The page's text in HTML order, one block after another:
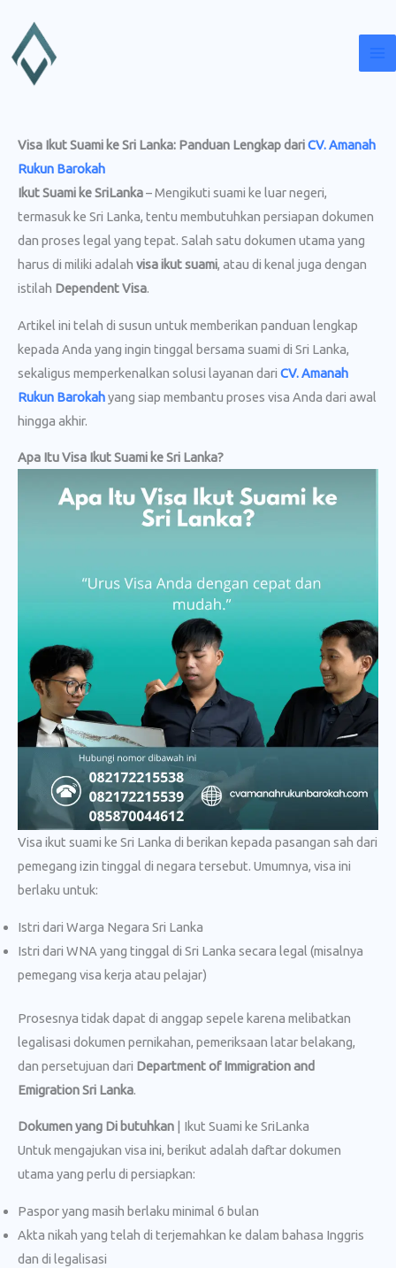
konten
Visa Ikut Suami ke Sri Lanka: Panduan Lengkap dariCV. Amanah
Rukun Barokah
Ikut Suami ke SriLanka– Mengikuti suami ke luar negeri,
termasuk ke Sri Lanka, tentu membutuhkan persiapan dokumen
dan proses legal yang tepat. Salah satu dokumen utama yang
harus di miliki adalah visa ikut suami, atau di kenal juga dengan
istilah Dependent Visa.
Artikel ini telah di susun untuk memberikan panduan lengkap
kepada Anda yang ingin tinggal bersama suami di Sri Lanka,
sekaligus memperkenalkan solusi layanan dari CV. Amanah
Rukun Barokahyang siap membantu proses visa Anda dari awal
hingga akhir.
Apa Itu Visa Ikut Suami ke Sri Lanka?
Visa ikut suami ke Sri Lanka di berikan kepada pasangan sah dari
pemegang izin tinggal di negara tersebut. Umumnya, visa ini
berlaku untuk:
Istri dari Warga Negara Sri Lanka
Istri dari WNA yang tinggal di Sri Lanka secara legal (misalnya
pemegang visa kerja atau pelajar)
Prosesnya tidak dapat di anggap sepele karena melibatkan
legalisasi dokumen pernikahan, pemeriksaan latar belakang,
dan persetujuan dari Department of Immigration and
Emigration Sri Lanka.
Dokumen yang Di butuhkan | Ikut Suami ke SriLanka
Untuk mengajukan visa ini, berikut adalah daftar dokumen
utama yang perlu di persiapkan:
Paspor yang masih berlaku minimal 6 bulan
Akta nikah yang telah di terjemahkan ke dalam bahasa Inggris
dan di legalisasi